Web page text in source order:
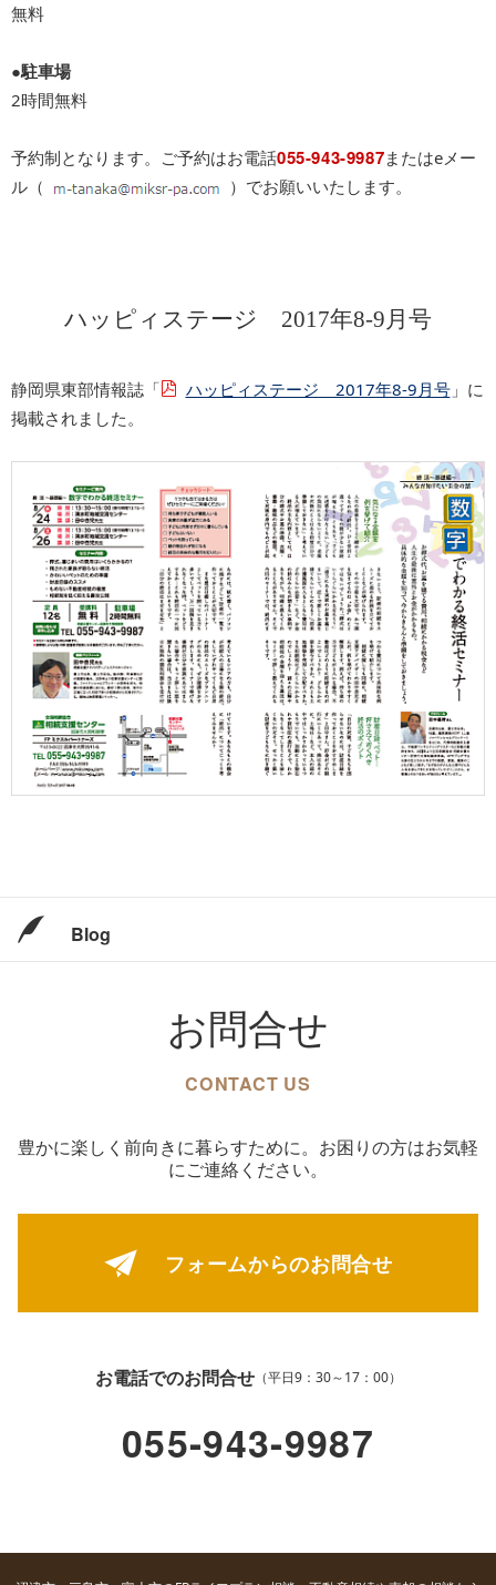
無料
●駐車場
2時間無料
予約制となります。ご予約はお電話055-943-9987またはeメー
ル（
）でお願いいたします。
ハッピィステージ 2017年8-9月号
静岡県東部情報誌「 ハッピィステージ 2017年8-9月号」に
掲載されました。
Blog
お問合せ
CONTACT US
豊かに楽しく前向きに暮らすために。お困りの方はお気軽
にご連絡ください。
フォームからのお問合せ
お電話でのお問合せ（平日9：30～17：00）
055-943-9987